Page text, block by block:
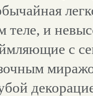
теле, и
с